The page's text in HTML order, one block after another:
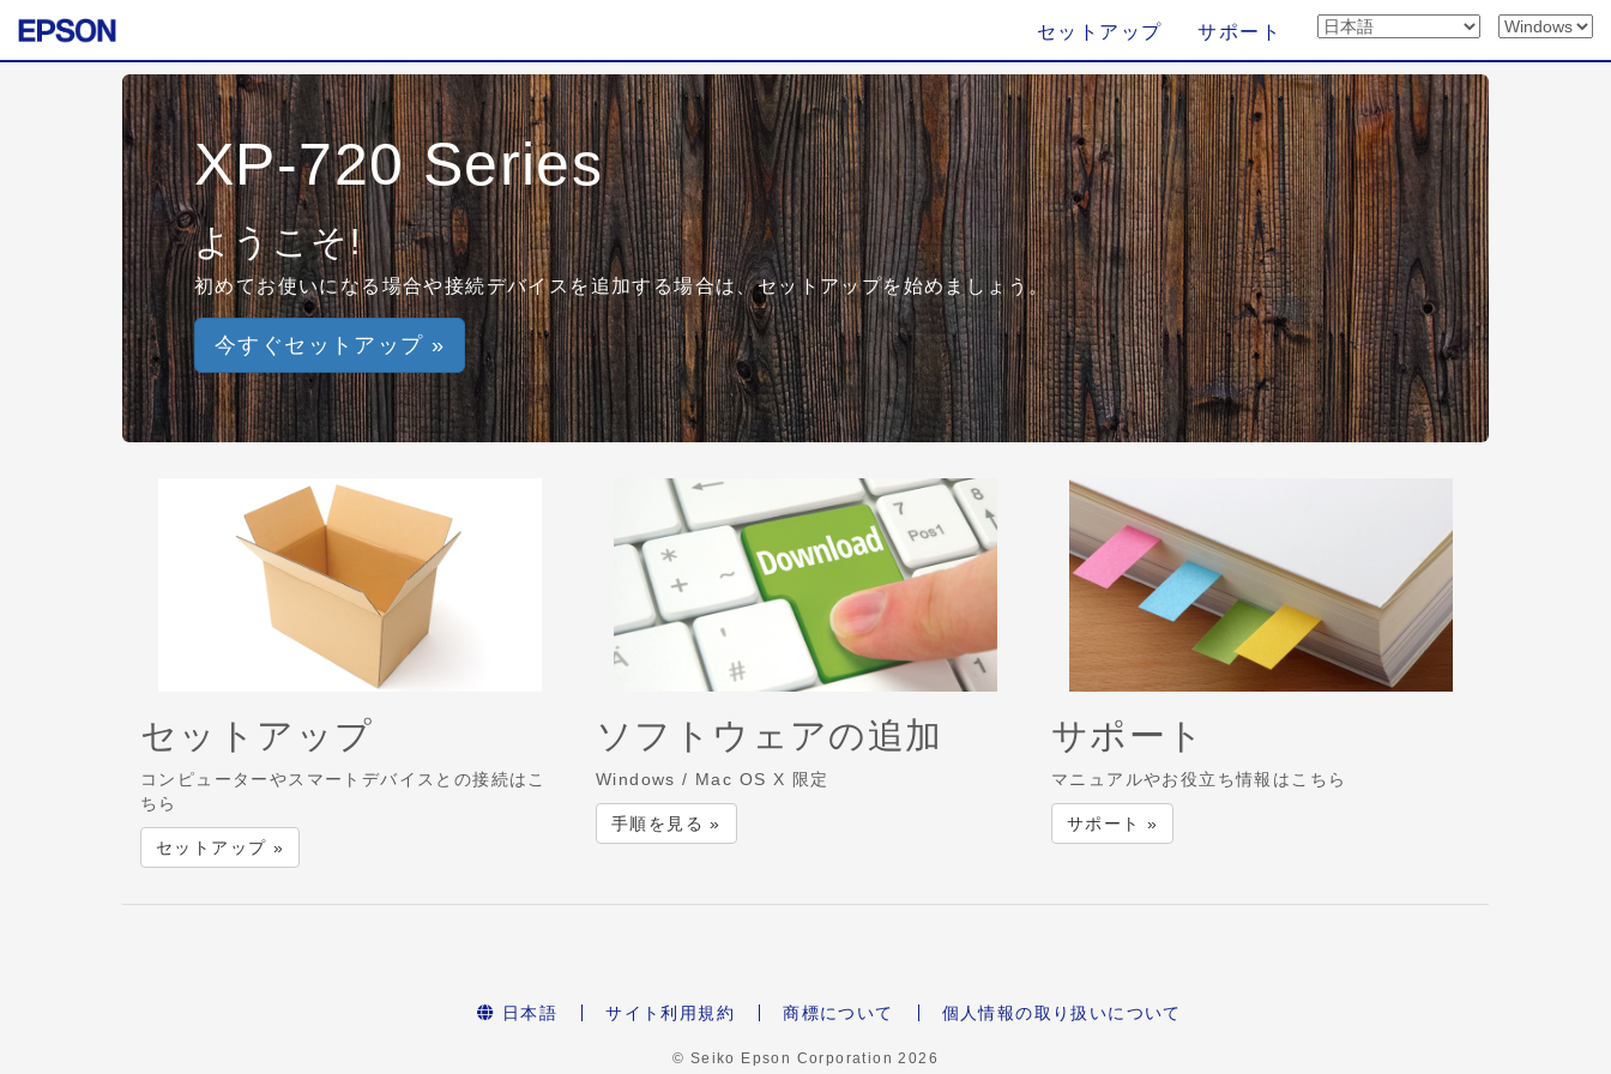
セットアップ サポート
XP-720 Series
ようこそ!
初めてお使いになる場合や接続デバイスを追加する場合は、セットアップを始めましょう。
今すぐセットアップ »
セットアップ
コンピューターやスマートデバイスとの接続はこ
ちら
セットアップ »
ソフトウェアの追加
Windows / Mac OS X 限定
手順を見る »
サポート
マニュアルやお役立ち情報はこちら
サポート »
日本語 サイト利用規約 商標について 個人情報の取り扱いについて
© Seiko Epson Corporation 2026